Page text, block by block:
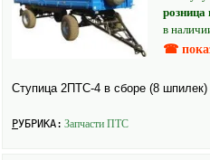
розница
в
☎
Ступица 2ПТС-4 в сборе (8 шпилек)
РУБРИКА: Запчасти ПТС